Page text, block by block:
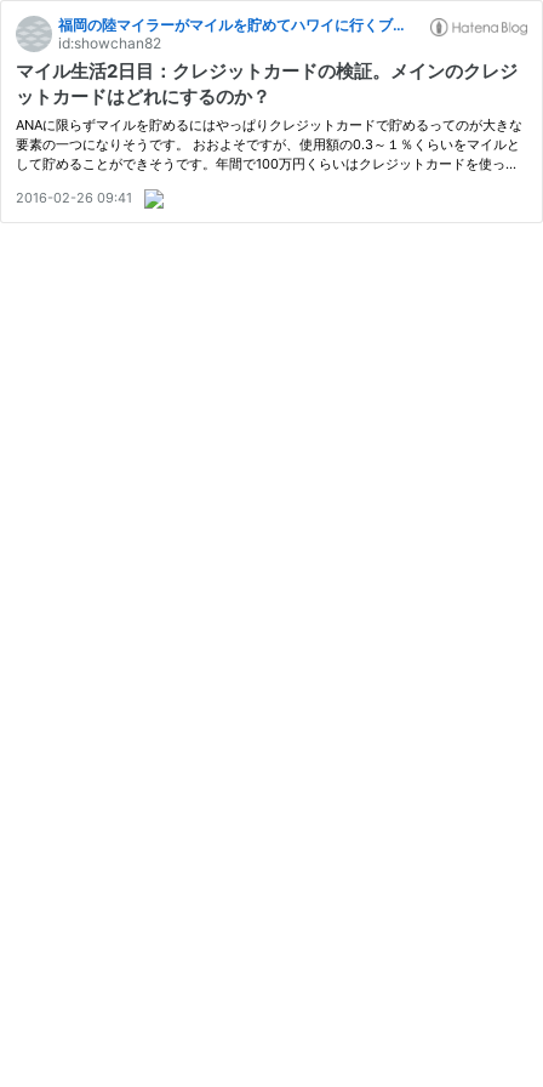
福岡の陸マイラーがマイルを貯めてハワイに行くブログ
id:showchan82
マイル生活2日目：クレジットカードの検証。メインのクレジ
ットカードはどれにするのか？
ANAに限らずマイルを貯めるにはやっぱりクレジットカードで貯めるってのが大きな
要素の一つになりそうです。 おおよそですが、使用額の0.3～１％くらいをマイルと
して貯めることができそうです。年間で100万円くらいはクレジットカードを使って
2016-02-26 09:41